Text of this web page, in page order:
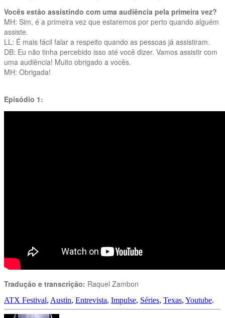
Vocês estão assistindo com uma audiência pela primeira vez?
MH: Sim, é a primeira vez que estaremos por perto quando alguém
assiste.
LL: É mais fácil falar a respeito quando as pessoas já assistiram.
DB: Eu não tinha percebido isso até você dizer. Vamos assistir com
uma audiência! Muito obrigado a vocês.
MH: Obrigada!
Episódio 1:
Tradução e transcrição: Raquel Zambon
ATX Festival, Austin, Entrevista, Impulse, Séries, Texas, Youtube.